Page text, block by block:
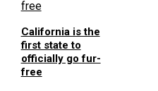
California is the
first state to
officially go fur-
free